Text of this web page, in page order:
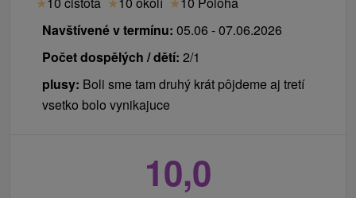
Navštívené v termínu: 05.06 - 07.06.2026
Počet dospělých / dětí: 2/1
plusy: Boli sme tam druhý krát pôjdeme aj tretí
vsetko bolo vynikajuce
10,0